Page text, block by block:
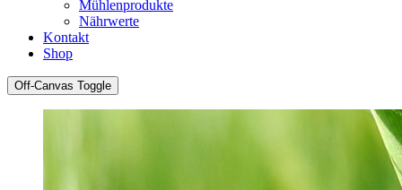
Mühlenprodukte
Nährwerte
Kontakt
Shop
Off-Canvas Toggle